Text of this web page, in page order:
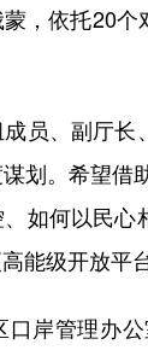
依托20个
、副厅长
划。希望借
如何以民
能级开放平
管理办公